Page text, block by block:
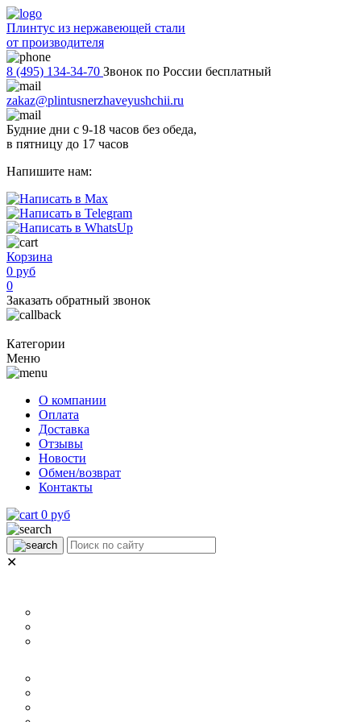
Плинтус из нержавеющей стали
от производителя
8 (495) 134-34-70 Звонок по России бесплатный
zakaz@plintusnerzhaveyushchii.ru
Будние дни с 9-18 часов без обеда,
в пятницу до 17 часов
Напишите нам:
Корзина
0 руб
0
Заказать обратный звонок
Категории
Меню
О компании
Оплата
Доставка
Отзывы
Новости
Обмен/возврат
Контакты
0 руб
✕